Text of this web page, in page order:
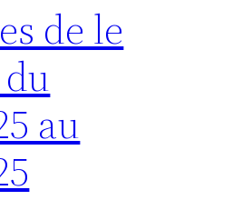
de le
au